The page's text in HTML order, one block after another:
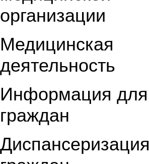
организации
Медицинская
деятельность
Информация для
граждан
Диспансеризация